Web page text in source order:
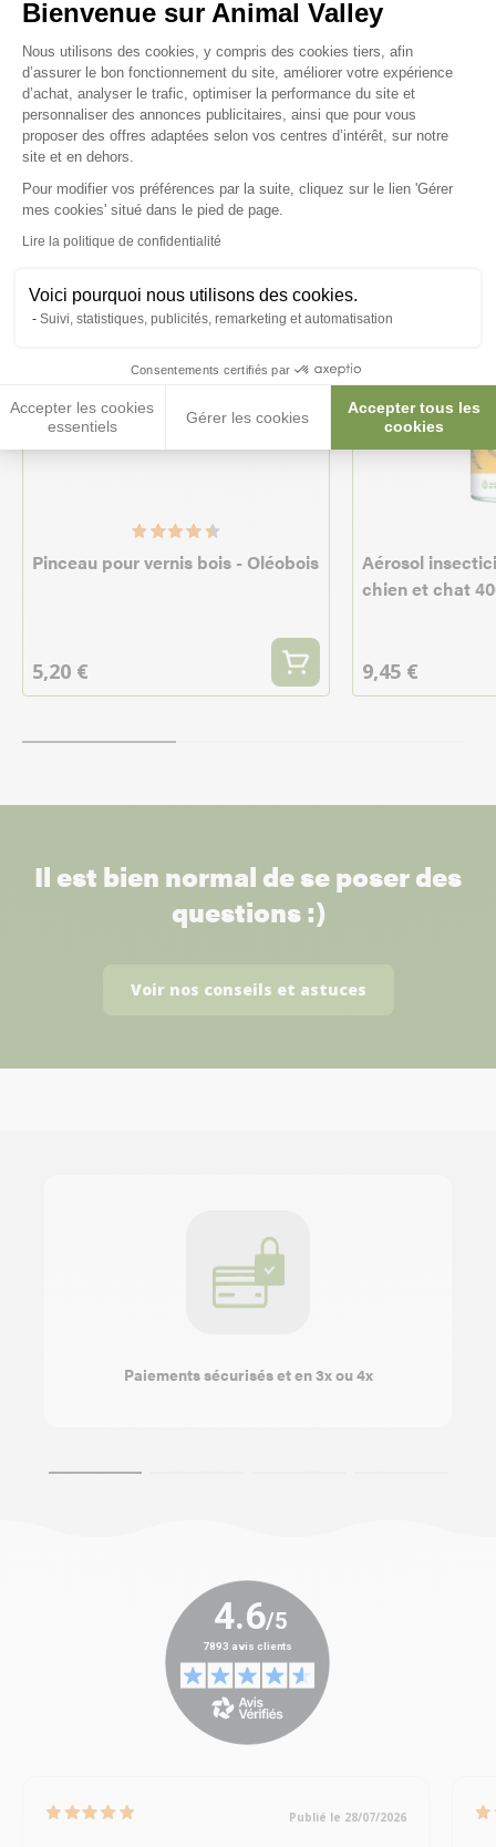
Bienvenue sur Animal Valley
Plateforme de Gestion du
Nous utilisons des cookies, y compris des cookies tiers, afin
d’assurer le bon fonctionnement du site, améliorer votre expérience
d’achat, analyser le trafic, optimiser la performance du site et
personnaliser des annonces publicitaires, ainsi que pour vous
proposer des offres adaptées selon vos centres d’intérêt, sur notre
site et en dehors.
Pour modifier vos préférences par la suite, cliquez sur le lien 'Gérer
mes cookies' situé dans le pied de page.
Lire la politique de confidentialité
Voici pourquoi nous utilisons des cookies.
Suivi, statistiques, publicités, remarketing et automatisation
Consentements certifiés par
Accepter les cookies
essentiels
Gérer les cookies
Accepter tous les
cookies
Axeptio consent
Ces produits peuvent vous
intéresser
Pinceau pour vernis bois - Oléobois
5,20 €
Aérosol
chien et chat
9,45 €
Il est bien normal de se poser des
questions :)
Voir nos conseils et astuces
Paiements sécurisés et en 3x ou 4x
Publié le 28/07/2026